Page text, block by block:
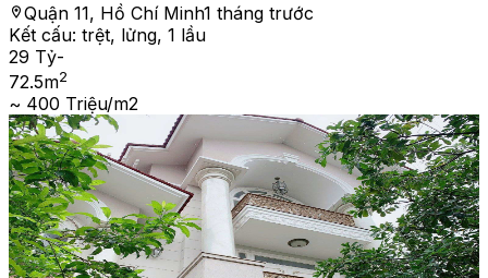
Quận 11, Hồ Chí Minh1 tháng trước
Kết cấu: trệt, lửng, 1 lầu
29 Tỷ-
72.5m2
~ 400 Triệu/m2